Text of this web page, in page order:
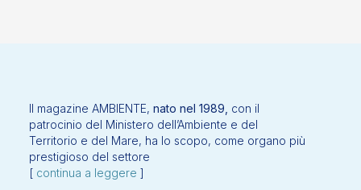
Il magazine AMBIENTE, nato nel 1989, con il
patrocinio del Ministero dell’Ambiente e del
Territorio e del Mare, ha lo scopo, come organo più
prestigioso del settore
[ continua a leggere ]